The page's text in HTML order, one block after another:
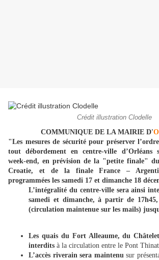
Crédit illustration Clodelle
COMMUNIQUE DE LA MAIRIE D'
"Les mesures de sécurité pour préserver
tout débordement en centre-ville d’Orléans
week-end, en prévision de la "petite finale"
Croatie, et de la finale France –
programmées les samedi 17 et dimanche 18
L’intégralité du centre-ville sera ainsi
samedi et dimanche, à partir de
(circulation maintenue sur les mails)
Les quais du Fort Alleaume, du
interdits à la circulation entre le Pont
L’accès riverain sera maintenusur